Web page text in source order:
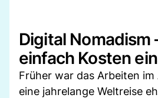
Digital Nomadism
einfach Kosten
Früher war das Arbeiten im
eine jahrelange Weltreise